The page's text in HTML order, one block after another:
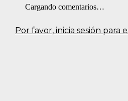
Por favor, inicia sesión para
Cargando comentarios…